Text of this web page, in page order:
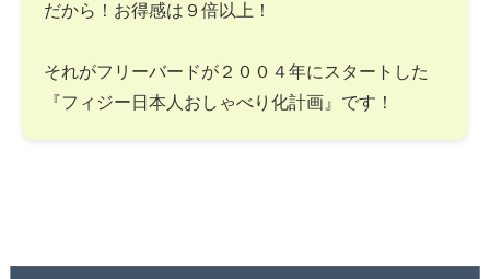
だから！お得感は９倍以上！
それがフリーバードが２００４年にスタートした
『フィジー日本人おしゃべり化計画』です！